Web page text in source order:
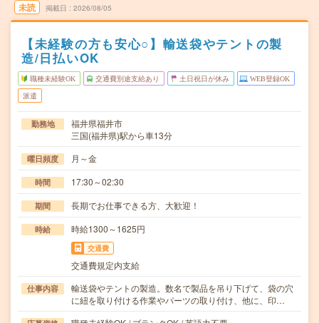
未読 掲載日 2026/08/05
【未経験の方も安心○】輸送袋やテントの製
造/日払いOK
職種未経験OK 交通費別途支給あり 土日祝日が休み WEB登録OK
派遣
勤務地
福井県福井市
三国(福井県)駅から車13分
曜日頻度 月～金
時間 17:30～02:30
期間 長期でお仕事できる方、大歓迎！
時給 時給1300～1625円
交通費
交通費規定内支給
仕事内容
輸送袋やテントの製造。数名で製品を吊り下げて、袋の穴
に紐を取り付ける作業やパーツの取り付け、他に、印…